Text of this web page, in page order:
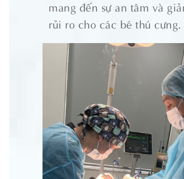
mang đến sự an tâm và
rủi ro cho các bé thú cưng.